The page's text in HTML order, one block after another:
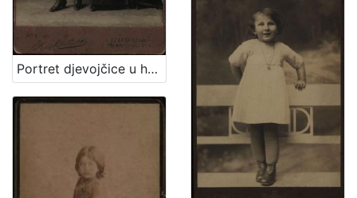
Portret djevojčice u haljini za krizmu i žene sa šeširom s cvijećem na obodu / Atelier Rechnitzer